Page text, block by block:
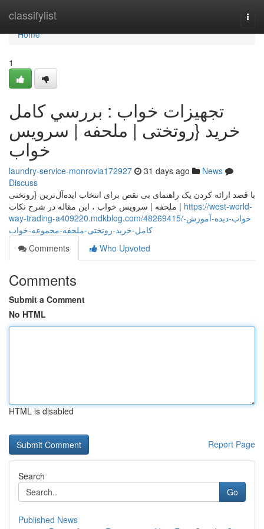
classifylist
Home
Home
1
تجهيزات خواب : بررسي کامل
خرید {روتختی | ملحفه | سرویس
خواب
laundry-service-monrovia172927 31 days ago
News
Discuss
با قصد ارائه کردن یک راهنمای بی نقص برای انتخاب ایده‌آل‌ترین {روتختی
https://west-world-
way-trading-a409220.mdkblog.com/48269415/خواب-دیده-آموزش-
کامل-خرید-روتختی-ملحفه-مجموعه-خواب
Comments
Who Upvoted
Comments
Submit a Comment
No HTML
HTML is disabled
Report Page
Search
Go
Published News